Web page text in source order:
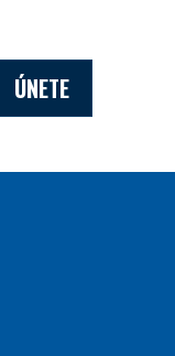
ÚNETE